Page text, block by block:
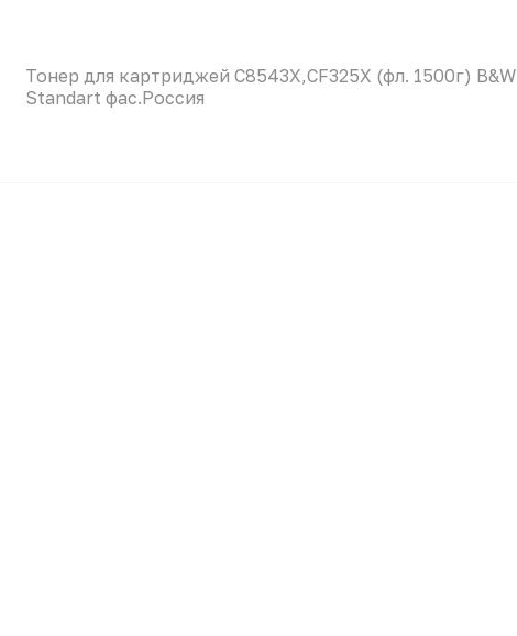
Тонер для картриджей C8543X,CF325X (фл. 1500г) B&W
Standart фас.Россия